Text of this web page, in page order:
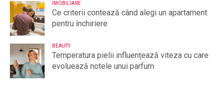
IMOBILIARE
Ce criterii contează când alegi un apartament
pentru închiriere
BEAUTY
Temperatura pielii influențează viteza cu care
evoluează notele unui parfum